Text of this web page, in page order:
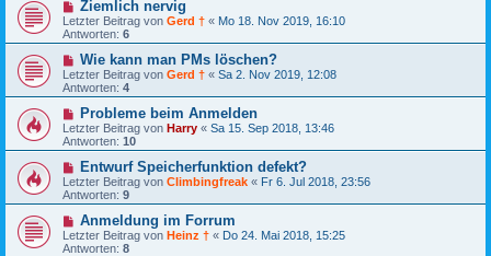
Ziemlich nervig
Letzter Beitrag von Gerd † « Mo 18. Nov 2019, 16:10
Antworten: 6
Wie kann man PMs löschen?
Letzter Beitrag von Gerd † « Sa 2. Nov 2019, 12:08
Antworten: 4
Probleme beim Anmelden
Letzter Beitrag von Harry « Sa 15. Sep 2018, 13:46
Antworten: 10
Entwurf Speicherfunktion defekt?
Letzter Beitrag von Climbingfreak « Fr 6. Jul 2018, 23:56
Antworten: 9
Anmeldung im Forrum
Letzter Beitrag von Heinz † « Do 24. Mai 2018, 15:25
Antworten: 8